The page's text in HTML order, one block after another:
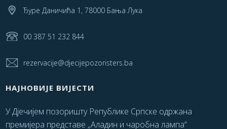
Ђуре Даничића 1, 78000 Бања Лука
00 387 51 232 844
rezervacije@djecijepozoristers.ba
НАЈНОВИЈЕ ВИЈЕСТИ
У Дјечијем позоришту Републике Српске одржана
премијера представе „Аладин и чаробна лампа“